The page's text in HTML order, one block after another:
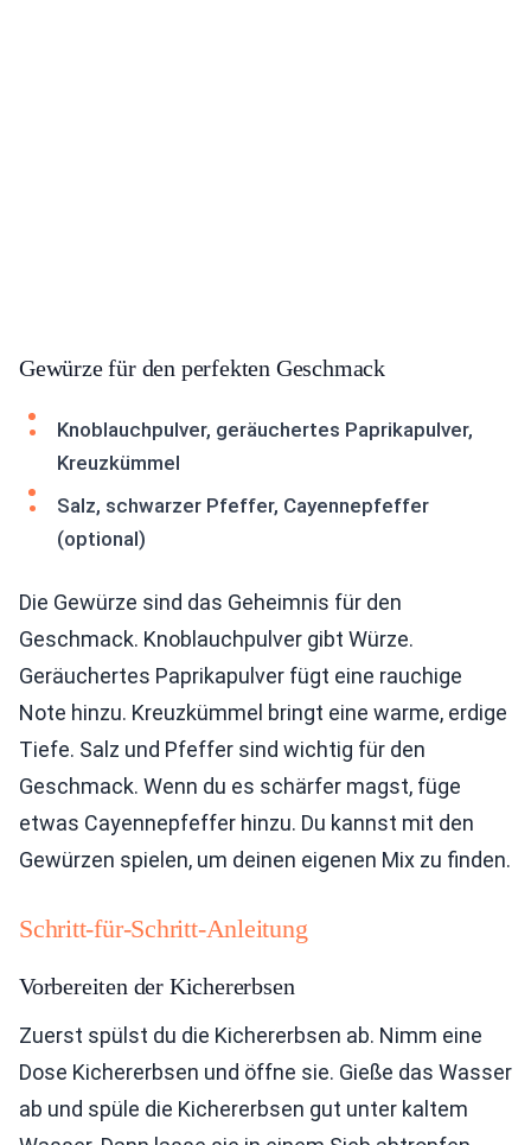
Gewürze für den perfekten Geschmack
Knoblauchpulver, geräuchertes Paprikapulver,
Kreuzkümmel
Salz, schwarzer Pfeffer, Cayennepfeffer
(optional)
Die Gewürze sind das Geheimnis für den
Geschmack. Knoblauchpulver gibt Würze.
Geräuchertes Paprikapulver fügt eine rauchige
Note hinzu. Kreuzkümmel bringt eine warme, erdige
Tiefe. Salz und Pfeffer sind wichtig für den
Geschmack. Wenn du es schärfer magst, füge
etwas Cayennepfeffer hinzu. Du kannst mit den
Gewürzen spielen, um deinen eigenen Mix zu finden.
Schritt-für-Schritt-Anleitung
Vorbereiten der Kichererbsen
Zuerst spülst du die Kichererbsen ab. Nimm eine
Dose Kichererbsen und öffne sie. Gieße das Wasser
ab und spüle die Kichererbsen gut unter kaltem